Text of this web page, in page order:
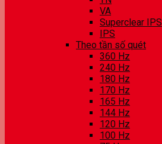
VA
Superclear IPS
IPS
Theo tần số quét
360 Hz
240 Hz
180 Hz
170 Hz
165 Hz
144 Hz
120 Hz
100 Hz